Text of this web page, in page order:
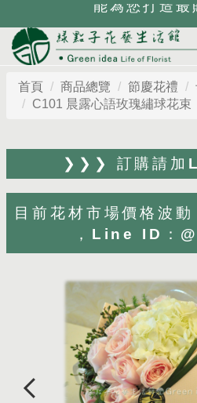
首頁 商品總覽 節慶花禮
C101 晨露心語玫瑰繡球花束
❯❯❯ 訂購請
目前花材市場價格波
，Line ID：
能為您打造最